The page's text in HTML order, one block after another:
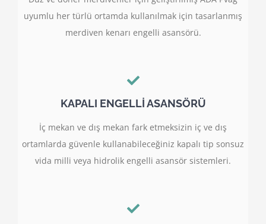
uyumlu her türlü ortamda kullanılmak için tasarlanmış
merdiven kenarı engelli asansörü.
KAPALI ENGELLİ ASANSÖRÜ
İç mekan ve dış mekan fark etmeksizin iç ve dış
ortamlarda güvenle kullanabileceğiniz kapalı tip sonsuz
vida milli veya hidrolik engelli asansör sistemleri.